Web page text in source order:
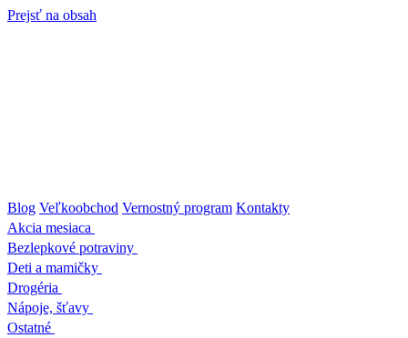
Prejsť na obsah
Blog Veľkoobchod Vernostný program Kontakty
Akcia mesiaca
Bezlepkové potraviny
Deti a mamičky
Drogéria
Nápoje, šťavy
Ostatné